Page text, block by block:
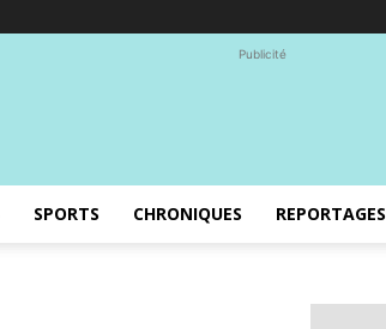
Publicité
SPORTS CHRONIQUES REPORTAGES